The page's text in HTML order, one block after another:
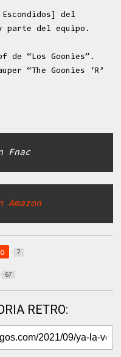
Escondidos] del
parte del equipo.
de “Los Goonies”.
“The Goonies ‘R’
Fnac
Amazon
7
67
RETRO: